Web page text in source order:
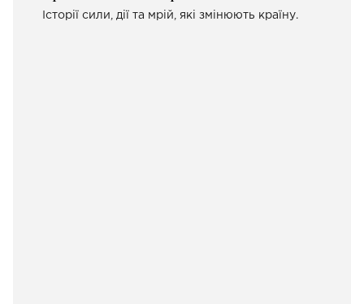
Історії сили, дії та мрій, які змінюють країну.